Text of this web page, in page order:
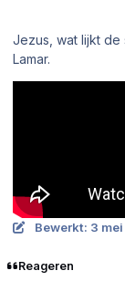
Jezus, wat lijkt de
Lamar.
Bewerkt: 3
Reageren